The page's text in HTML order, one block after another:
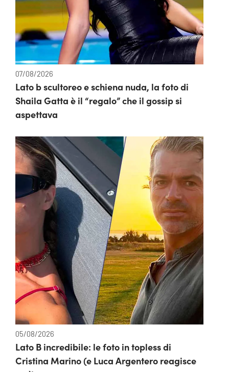
07/08/2026
Lato b scultoreo e schiena nuda, la foto di
Shaila Gatta è il “regalo” che il gossip si
aspettava
05/08/2026
Lato B incredibile: le foto in topless di
Cristina Marino (e Luca Argentero reagisce